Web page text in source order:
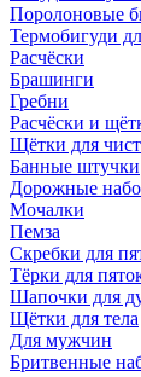
Поролоновые
Термобигуди
Расчёски
Брашинги
Гребни
Расчёски и
Щётки для
Банные штучки
Дорожные
Мочалки
Пемза
Скребки для
Тёрки для
Шапочки для
Щётки для тела
Для мужчин
Бритвенные